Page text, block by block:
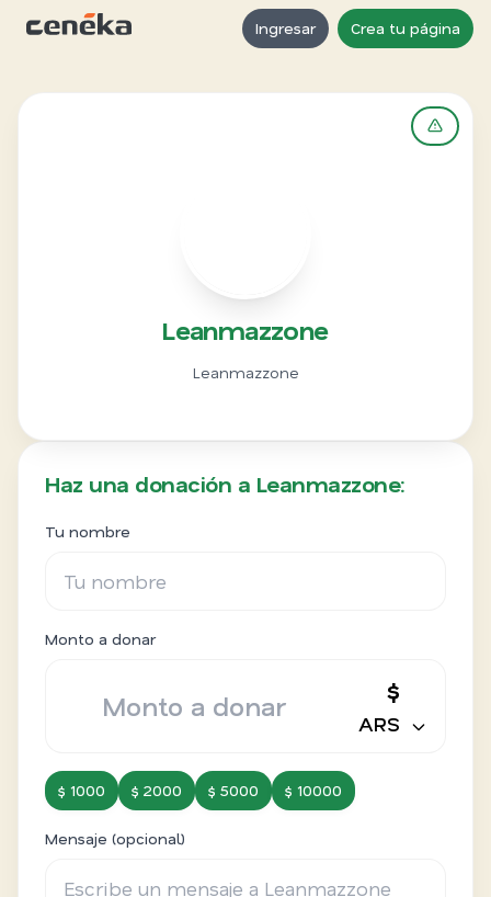
Ingresar Crea tu página
Leanmazzone
Leanmazzone
Haz una donación a Leanmazzone:
Tu nombre
Monto a donar
$
ARS
$ 1000 $ 2000 $ 5000 $ 10000
Mensaje (opcional)